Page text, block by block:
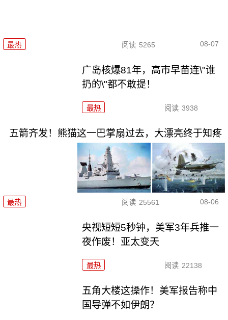
最热 阅读 5265 08-07
广岛核爆81年，高市早苗连\"谁
扔的\"都不敢提！
最热 阅读 3938
五箭齐发！熊猫这一巴掌扇过去，大漂亮终于知疼
最热 阅读 25561 08-06
央视短短5秒钟，美军3年兵推一
夜作废！亚太变天
最热 阅读 22138
五角大楼这操作！美军报告称中
国导弹不如伊朗？